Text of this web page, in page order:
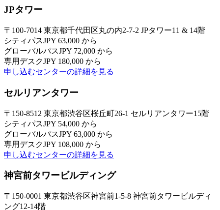
JPタワー
〒100-7014 東京都千代田区丸の内2-7-2 JPタワー11 & 14階
シティパスJPY 63,000 から
グローバルパスJPY 72,000 から
専用デスクJPY 180,000 から
申し込むセンターの詳細を見る
セルリアンタワー
〒150-8512 東京都渋谷区桜丘町26-1 セルリアンタワー15階
シティパスJPY 54,000 から
グローバルパスJPY 63,000 から
専用デスクJPY 108,000 から
申し込むセンターの詳細を見る
神宮前タワービルディング
〒150-0001 東京都渋谷区神宮前1-5-8 神宮前タワービルディ
ング12-14階